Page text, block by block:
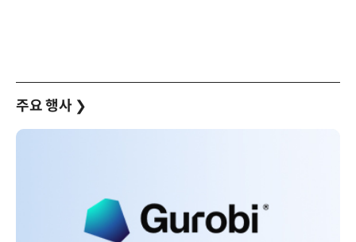
주요 행사 ❯